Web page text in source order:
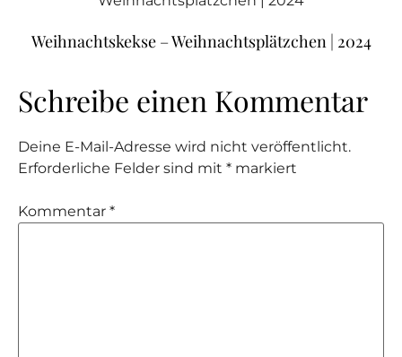
Weihnachtskekse – Weihnachtsplätzchen | 2024
Schreibe einen Kommentar
Deine E-Mail-Adresse wird nicht veröffentlicht.
Erforderliche Felder sind mit * markiert
Kommentar *